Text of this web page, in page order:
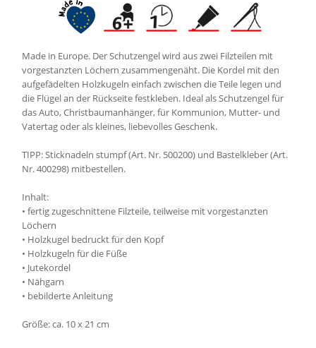
Made in Europe. Der Schutzengel wird aus zwei Filzteilen mit
vorgestanzten Löchern zusammengenäht. Die Kordel mit den
aufgefädelten Holzkugeln einfach zwischen die Teile legen und
die Flügel an der Rückseite festkleben. Ideal als Schutzengel für
das Auto, Christbaumanhänger, für Kommunion, Mutter- und
Vatertag oder als kleines, liebevolles Geschenk.
TIPP: Sticknadeln stumpf (Art. Nr. 500200) und Bastelkleber (Art.
Nr. 400298) mitbestellen.
Inhalt:
• fertig zugeschnittene Filzteile, teilweise mit vorgestanzten
Löchern
• Holzkugel bedruckt für den Kopf
• Holzkugeln für die Füße
• Jutekordel
• Nähgarn
• bebilderte Anleitung
Größe: ca. 10 x 21 cm